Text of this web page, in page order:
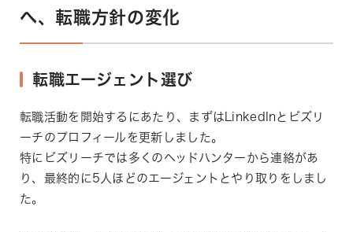
へ、転職方針の変化
転職エージェント選び
転職活動を開始するにあたり、まずはLinkedInとビズリ
ーチのプロフィールを更新しました。
特にビズリーチでは多くのヘッドハンターから連絡があ
り、最終的に5人ほどのエージェントとやり取りをしまし
た。